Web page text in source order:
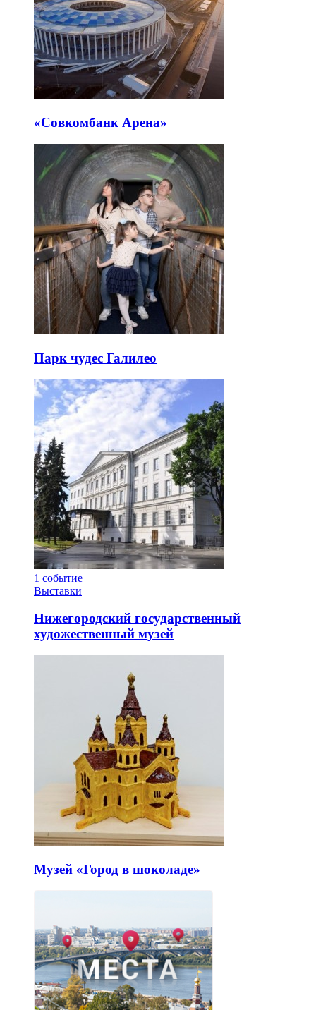
«Совкомбанк Арена⁠»
Парк чудес Галилео
1 событие
Выставки
Нижегородский государственный
художественный музей
Музей «Город в шоколаде»